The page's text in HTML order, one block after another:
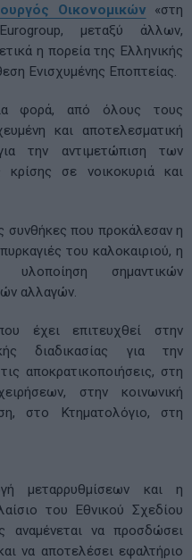
Οικονομικών «στη
μεταξύ άλλων,
η πορεία της Ελληνικής
Ενισχυμένης Εποπτείας.
φορά, από όλους τους
και αποτελεσματική
την αντιμετώπιση των
κρίσης σε νοικοκυριά και
συνθήκες που προκάλεσαν η
του καλοκαιριού, η
σημαντικών
αλλαγών.
έχει επιτευχθεί στην
διαδικασίας για την
αποκρατικοποιήσεις, στη
στην κοινωνική
στο Κτηματολόγιο, στη
μεταρρυθμίσεων και η
του Εθνικού Σχεδίου
αναμένεται να προσδώσει
να αποτελέσει εφαλτήριο